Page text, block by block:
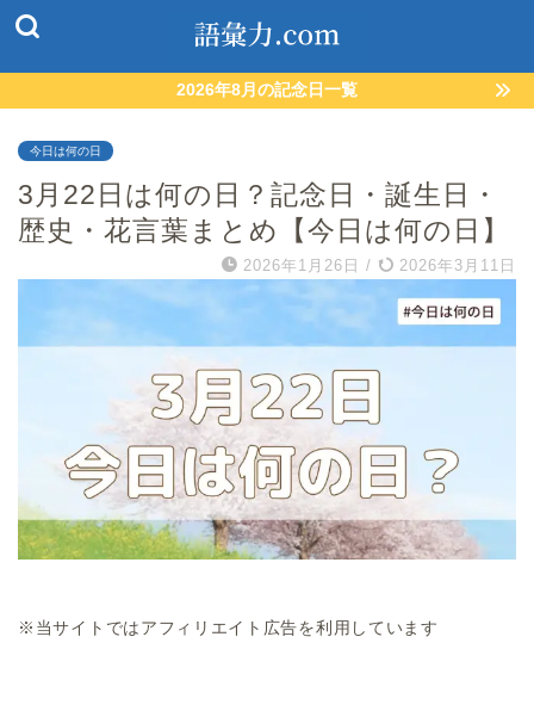
2026年8月の記念日一覧
今日は何の日
3月22日は何の日？記念日・誕生日・
歴史・花言葉まとめ【今日は何の日】
2026年1月26日 / 2026年3月11日
※当サイトではアフィリエイト広告を利用しています